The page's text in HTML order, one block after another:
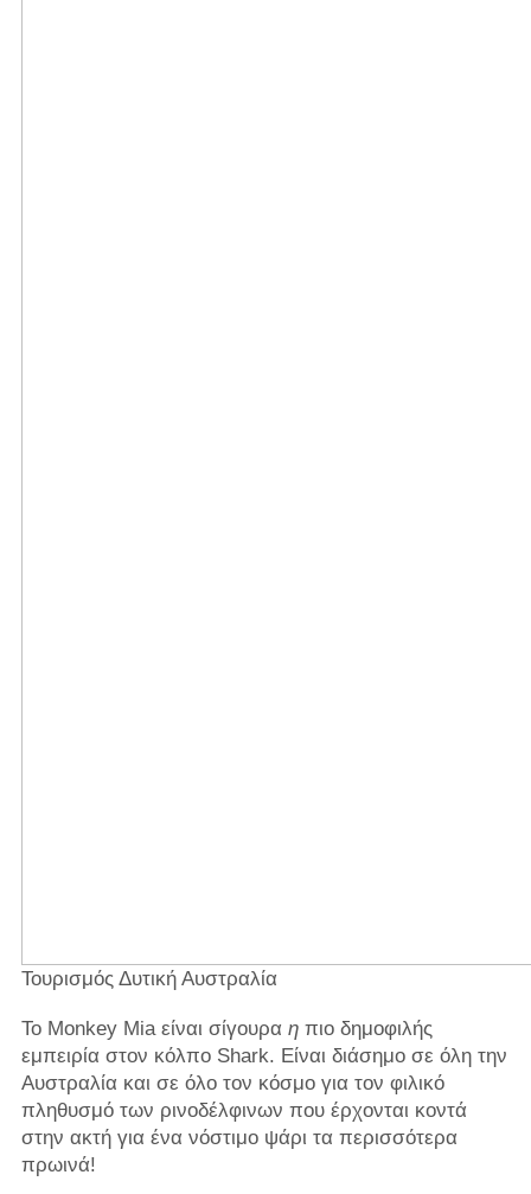
Τουρισμός Δυτική Αυστραλία
Το Monkey Mia είναι σίγουρα ηπιο δημοφιλής
εμπειρία στον κόλπο Shark. Είναι διάσημο σε όλη την
Αυστραλία και σε όλο τον κόσμο για τον φιλικό
πληθυσμό των ρινοδέλφινων που έρχονται κοντά
στην ακτή για ένα νόστιμο ψάρι τα περισσότερα
πρωινά!